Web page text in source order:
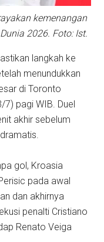
kemenangan
2026. Foto: Ist.
langkah ke
menundukkan
di Toronto
pagi WIB. Duel
akhir sebelum
gol, Kroasia
pada awal
dan akhirnya
penalti Cristiano
Renato Veiga